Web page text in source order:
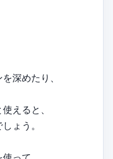
深めたり、
えると、
ょう。